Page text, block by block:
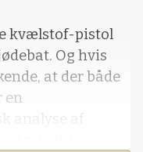
kvælstof-pistol
Og hvis
at der både
en
analyse af